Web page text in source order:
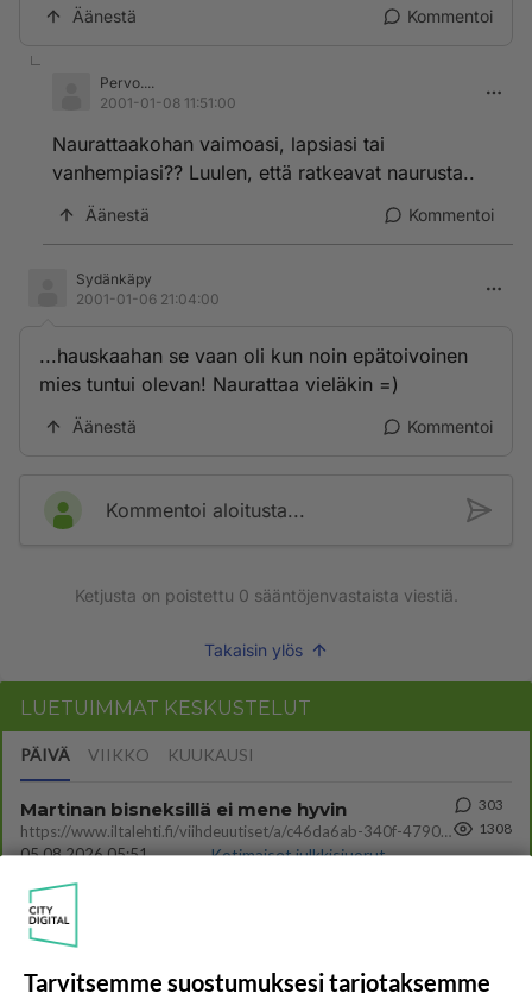
Äänestä Kommentoi
Pervo....
2001-01-08 11:51:00
Naurattaakohan vaimoasi, lapsiasi tai
vanhempiasi?? Luulen, että ratkeavat naurusta..
Äänestä Kommentoi
Sydänkäpy
2001-01-06 21:04:00
...hauskaahan se vaan oli kun noin epätoivoinen
mies tuntui olevan! Naurattaa vieläkin =)
Äänestä Kommentoi
Kommentoi aloitusta...
Ketjusta on poistettu 0 sääntöjenvastaista viestiä.
Takaisin ylös
LUETUIMMAT KESKUSTELUT
PÄIVÄ VIIKKO KUUKAUSI
Martinan bisneksillä ei mene hyvin
https://www.iltalehti.fi/viihdeuutiset/a/c46da6ab-340f-4790-aaa7-0865eed2336 Yrityksen konkurssihakemus on tullut kärä
05.08.2026 05:51
Kotimaiset julkkisjuorut
303
1308
05.08.2026 07:23
Tarvitsemme suostumuksesi tarjotaksemme